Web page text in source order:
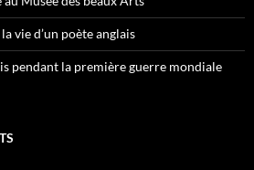
vie d’un poète anglais
pendant la première guerre mondiale